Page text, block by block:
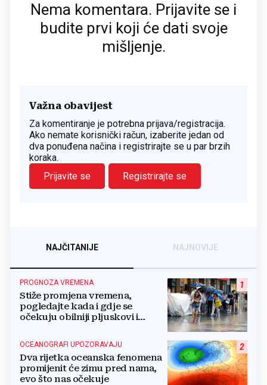
Nema komentara. Prijavite se i
budite prvi koji će dati svoje
mišljenje.
Važna obavijest
Za komentiranje je potrebna prijava/registracija.
Ako nemate korisnički račun, izaberite jedan od
dva ponuđena načina i registrirajte se u par brzih
koraka.
Prijavite se
Registrirajte se
NAJČITANIJE NAJNOVIJE
1
PROGNOZA VREMENA
Stiže promjena vremena,
pogledajte kada i gdje se
očekuju obilniji pljuskovi i
2
OCEANOGRAFI UPOZORAVAJU
Dva rijetka oceanska fenomena
promijenit će zimu pred nama,
evo što nas očekuje